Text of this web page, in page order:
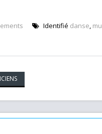
Identifié danse,